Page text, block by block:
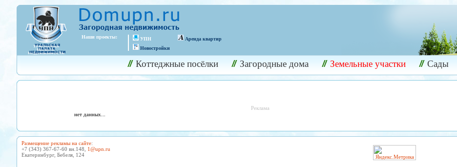
Наши проекты:
УПН
Новостройки
Аренда квартир
Коттеджные посёлки Загородные дома Земельные участки Сады
Реклама
нет данных...
Размещение рекламы на сайте:
+7 (343) 367-67-60 вн.148,
1@upn.ru
Екатеринбург, Бебеля, 124